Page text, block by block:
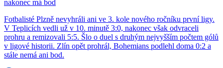
nakonec má bod
Fotbalisté Plzně nevyhráli ani ve 3. kole nového ročníku první ligy.
V Teplicích vedli už v 10. minutě 3:0, nakonec však odvraceli
prohru a remizovali 5:5. Šlo o duel s druhým nejvyšším počtem gólů
v ligové historii. Zlín opět prohrál, Bohemians podlehl doma 0:2 a
stále nemá ani bod.